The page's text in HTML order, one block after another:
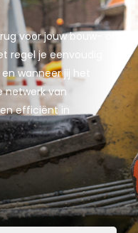
voor jouw bouw- of
regel je eenvoudig
wanneer jij het
netwerk van
efficiënt in